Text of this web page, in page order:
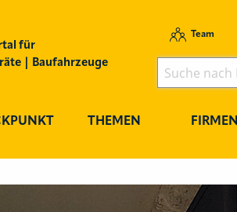
für
| Baufahrzeuge
Team
THEMEN FIRMEN